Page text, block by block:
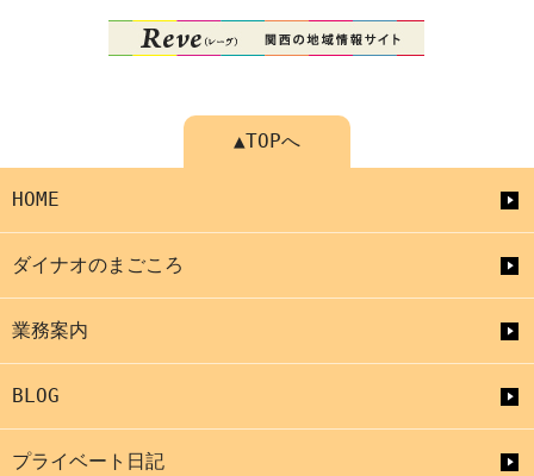
▲TOPへ
HOME
ダイナオのまごころ
業務案内
BLOG
プライベート日記